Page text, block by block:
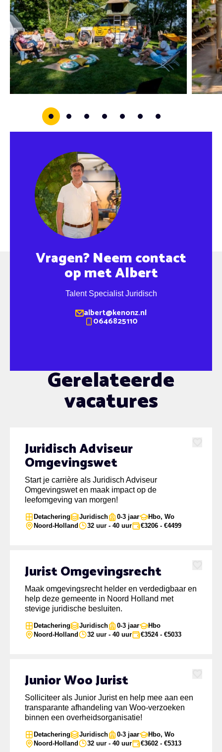
Vragen? Neem contact
op met Albert
Talent Specialist Juridisch
albert@kenonz.nl
0646825110
Gerelateerde
vacatures
Juridisch Adviseur
Omgevingswet
Start je carrière als Juridisch Adviseur
Omgevingswet en maak impact op de
leefomgeving van morgen!
Detachering Juridisch 0-3 jaar
Hbo, Wo
Noord-Holland
32 uur - 40 uur €3206 - €4499
Jurist Omgevingsrecht
Maak omgevingsrecht helder en verdedigbaar en
help deze gemeente in Noord Holland met
stevige juridische besluiten.
Detachering Juridisch 0-3 jaar
Hbo
Noord-Holland
32 uur - 40 uur €3524 - €5033
Junior Woo Jurist
Solliciteer als Junior Jurist en help mee aan een
transparante afhandeling van Woo-verzoeken
binnen een overheidsorganisatie!
Detachering Juridisch 0-3 jaar
Hbo, Wo
Noord-Holland
32 uur - 40 uur €3602 - €5313